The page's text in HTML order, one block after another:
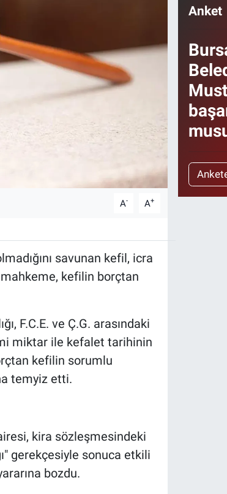
A- A+
savunan kefil, icra
kefilin borçtan
F.C.E. ve Ç.G. arasındaki
miktar ile kefalet tarihinin
kefilin sorumlu
temyiz etti.
kira sözleşmesindeki
gerekçesiyle sonuca etkili
bozdu.
Anket